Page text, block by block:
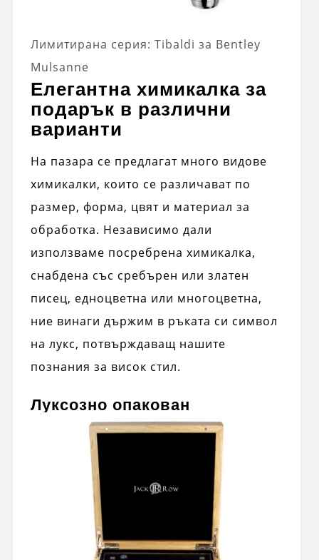
Лимитирана серия: Tibaldi за Bentley
Mulsanne
Елегантна химикалка за
подарък в различни
варианти
На пазара се предлагат много видове
химикалки, които се различават по
размер, форма, цвят и материал за
обработка. Независимо дали
използваме посребрена химикалка,
снабдена със сребърен или златен
писец, едноцветна или многоцветна,
ние винаги държим в ръката си символ
на лукс, потвърждаващ нашите
познания за висок стил.
Луксозно опакован